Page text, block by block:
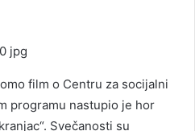
film o Centru za socijalni
programu nastupio je hor
Svečanosti su